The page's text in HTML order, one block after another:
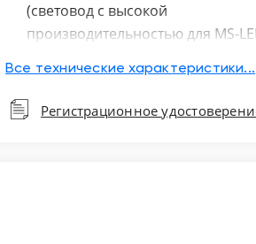
(световод с высокой
производительностью для MS-
Источник света эндоскопический
(лазерно-светодиодный
гибридный осветитель ARISTO-L3
Все технические характеристики...
Регистрационное